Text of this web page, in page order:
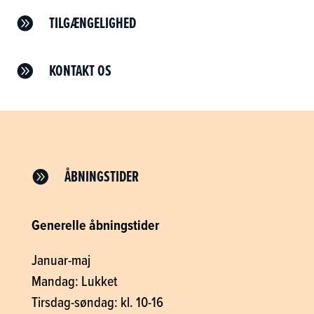
 TILGÆNGELIGHED
 KONTAKT OS
 ÅBNINGSTIDER
Generelle åbningstider
Januar-maj
Mandag: Lukket
Tirsdag-søndag: kl. 10-16